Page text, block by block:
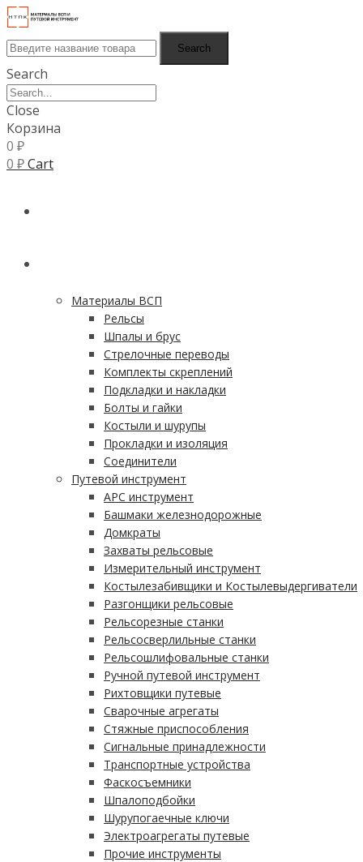
Search
Search
Close
Корзина
0 ₽
0 ₽Cart
Материалы ВСП
Рельсы
Шпалы и брус
Стрелочные переводы
Комплекты скреплений
Подкладки и накладки
Болты и гайки
Костыли и шурупы
Прокладки и изоляция
Соединители
Путевой инструмент
АРС инструмент
Башмаки железнодорожные
Домкраты
Захваты рельсовые
Измерительный инструмент
Костылезабивщики и Костылевыдергиватели
Разгонщики рельсовые
Рельсорезные станки
Рельсосверлильные станки
Рельсошлифовальные станки
Ручной путевой инструмент
Рихтовщики путевые
Сварочные агрегаты
Стяжные приспособления
Сигнальные принадлежности
Транспортные устройства
Фаскосъемники
Шпалоподбойки
Шурупогаечные ключи
Электроагрегаты путевые
Прочие инструменты